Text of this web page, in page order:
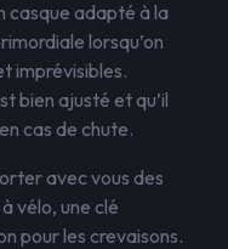
casque adapté à la
lorsqu’on
imprévisibles.
bien ajusté et qu’il
cas de chute.
avec vous des
vélo, une clé
pour les crevaisons.